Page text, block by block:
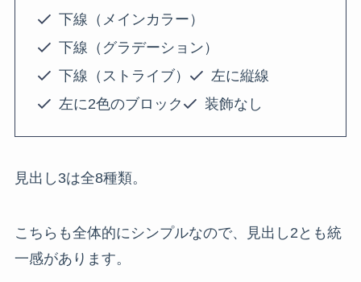
下線（メインカラー）
下線（グラデーション）
下線（ストライブ）
左に縦線
左に2色のブロック
装飾なし
見出し3は全8種類。
こちらも全体的にシンプルなので、見出し2とも統
一感があります。